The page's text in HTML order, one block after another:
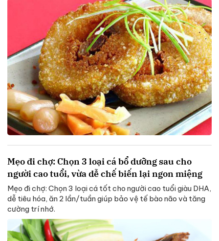
Mẹo đi chợ: Chọn 3 loại cá bổ dưỡng sau cho
người cao tuổi, vừa dễ chế biến lại ngon miệng
Mẹo đi chợ: Chọn 3 loại cá tốt cho người cao tuổi giàu DHA,
dễ tiêu hóa, ăn 2 lần/tuần giúp bảo vệ tế bào não và tăng
cường trí nhớ.